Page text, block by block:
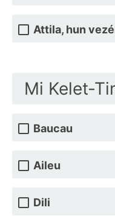
Attila, hun
Mi Kelet-
Baucau
Aileu
Dili